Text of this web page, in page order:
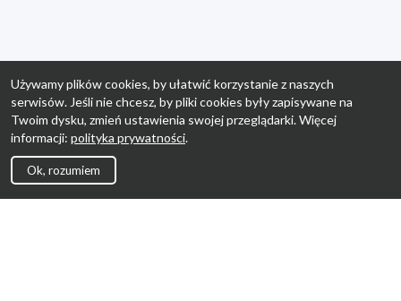
Używamy plików cookies, by ułatwić korzystanie z naszych
serwisów. Jeśli nie chcesz, by pliki cookies były zapisywane na
Twoim dysku, zmień ustawienia swojej przeglądarki. Więcej
informacji: polityka prywatności.
Ok, rozumiem